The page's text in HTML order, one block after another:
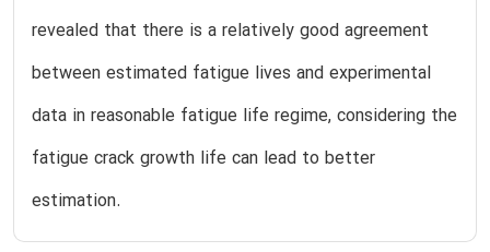
revealed that there is a relatively good agreement
between estimated fatigue lives and experimental
data in reasonable fatigue life regime, considering the
fatigue crack growth life can lead to better
estimation.